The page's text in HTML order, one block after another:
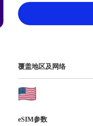
覆盖地区及网络
eSIM参数